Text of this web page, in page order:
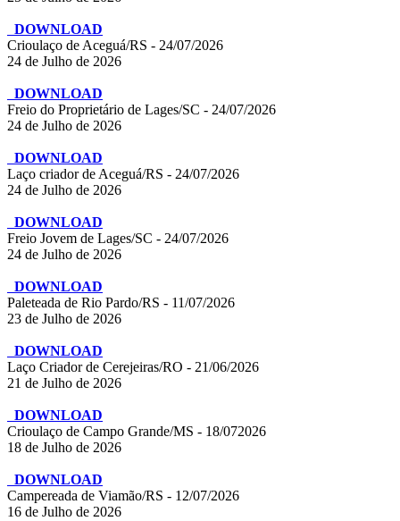
DOWNLOAD
Crioulaço de Aceguá/RS - 24/07/2026
24 de Julho de 2026
DOWNLOAD
Freio do Proprietário de Lages/SC - 24/07/2026
24 de Julho de 2026
DOWNLOAD
Laço criador de Aceguá/RS - 24/07/2026
24 de Julho de 2026
DOWNLOAD
Freio Jovem de Lages/SC - 24/07/2026
24 de Julho de 2026
DOWNLOAD
Paleteada de Rio Pardo/RS - 11/07/2026
23 de Julho de 2026
DOWNLOAD
Laço Criador de Cerejeiras/RO - 21/06/2026
21 de Julho de 2026
DOWNLOAD
Crioulaço de Campo Grande/MS - 18/072026
18 de Julho de 2026
DOWNLOAD
Campereada de Viamão/RS - 12/07/2026
16 de Julho de 2026